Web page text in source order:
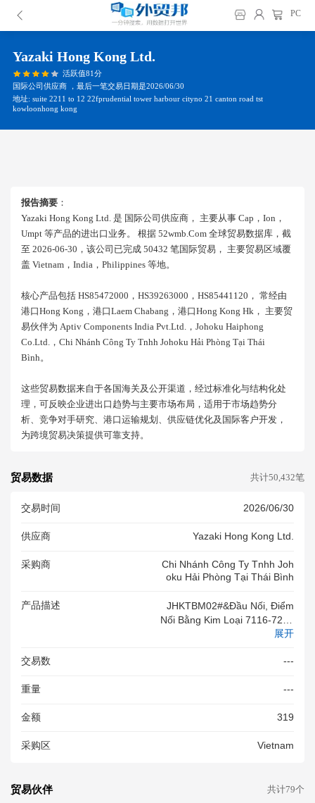
PC
Yazaki Hong Kong Ltd.
活跃值81分
国际公司供应商 ，最后一笔交易日期是2026/06/30
地址: suite 2211 to 12 22fprudential tower harbour cityno 21 canton road tst
kowloonhong kong
报告摘要 ：
Yazaki Hong Kong Ltd. 是 国际公司供应商， 主要从事 Cap，ion，
Umpt 等产品的进出口业务。 根据 52wmb.com 全球贸易数据库，截
至 2026-06-30，该公司已完成 50432 笔国际贸易， 主要贸易区域覆
盖 Vietnam，india，philippines 等地。
核心产品包括 HS85472000，HS39263000，HS85441120， 常经由
港口hong Kong，港口laem Chabang，港口hong Kong Hk， 主要贸
易伙伴为 Aptiv Components India Pvt.ltd.，johoku Haiphong
Co.ltd.，chi Nhánh Công Ty Tnhh Johoku Hải Phòng Tại Thái
Bình。
这些贸易数据来自于各国海关及公开渠道，经过标准化与结构化处
理，可反映企业进出口趋势与主要市场布局，适用于市场趋势分
析、竞争对手研究、港口运输规划、供应链优化及国际客户开发，
为跨境贸易决策提供可靠支持。
贸易数据 共计50,432笔
交易时间 2026/06/30
供应商 Yazaki Hong Kong Ltd.
采购商
Chi Nhánh Công Ty Tnhh Joh
Oku Hải Phòng Tại Thái Bình
产品描述
JHKTBM02#&Đầu Nối, Điểm
Nối Bằng Kim Loại 7116-7251
-02. Hàng Mới 100%
展开
交易数 ---
重量 ---
金额 319
采购区 Vietnam
贸易伙伴 共计79个